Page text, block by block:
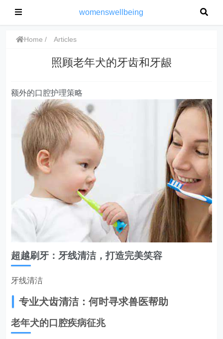
womenswellbeing
Home Articles
照顾老年犬的牙齿和牙龈
额外的口腔护理策略
超越刷牙：牙线清洁，打造完美笑容
牙线清洁
专业犬齿清洁：何时寻求兽医帮助
老年犬的口腔疾病征兆